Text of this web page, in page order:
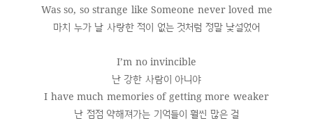
Was so, so strange like Someone never loved me
마치 누가 날 사랑한 적이 없는 것처럼 정말 낯설었어
I’m no invincible
난 강한 사람이 아니야
I have much memories of getting more weaker
난 점점 약해져가는 기억들이 훨씬 많은 걸